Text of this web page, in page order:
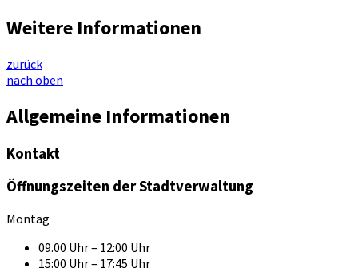
Weitere Informationen
zurück
nach oben
Allgemeine Informationen
Kontakt
Öffnungszeiten der Stadtverwaltung
Montag
09.00 Uhr – 12:00 Uhr
15:00 Uhr – 17:45 Uhr